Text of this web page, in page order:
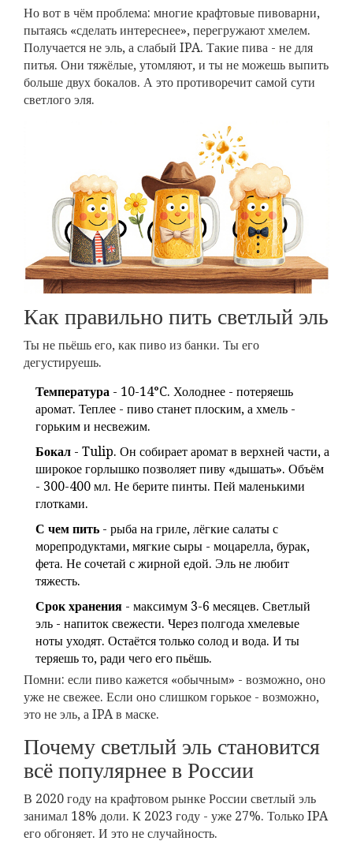
Но вот в чём проблема: многие крафтовые пивоварни,
пытаясь «сделать интереснее», перегружают хмелем.
Получается не эль, а слабый IPA. Такие пива - не для
питья. Они тяжёлые, утомляют, и ты не можешь выпить
больше двух бокалов. А это противоречит самой сути
светлого эля.
Как правильно пить светлый эль
Ты не пьёшь его, как пиво из банки. Ты его
дегустируешь.
Температура - 10-14°C. Холоднее - потеряешь
аромат. Теплее - пиво станет плоским, а хмель -
горьким и несвежим.
Бокал - Tulip. Он собирает аромат в верхней части, а
широкое горлышко позволяет пиву «дышать». Объём
- 300-400 мл. Не берите пинты. Пей маленькими
глотками.
С чем пить - рыба на гриле, лёгкие салаты с
морепродуктами, мягкие сыры - моцарелла, бурак,
фета. Не сочетай с жирной едой. Эль не любит
тяжесть.
Срок хранения - максимум 3-6 месяцев. Светлый
эль - напиток свежести. Через полгода хмелевые
ноты уходят. Остаётся только солод и вода. И ты
теряешь то, ради чего его пьёшь.
Помни: если пиво кажется «обычным» - возможно, оно
уже не свежее. Если оно слишком горькое - возможно,
это не эль, а IPA в маске.
Почему светлый эль становится
всё популярнее в России
В 2020 году на крафтовом рынке России светлый эль
занимал 18% доли. К 2023 году - уже 27%. Только IPA
его обгоняет. И это не случайность.